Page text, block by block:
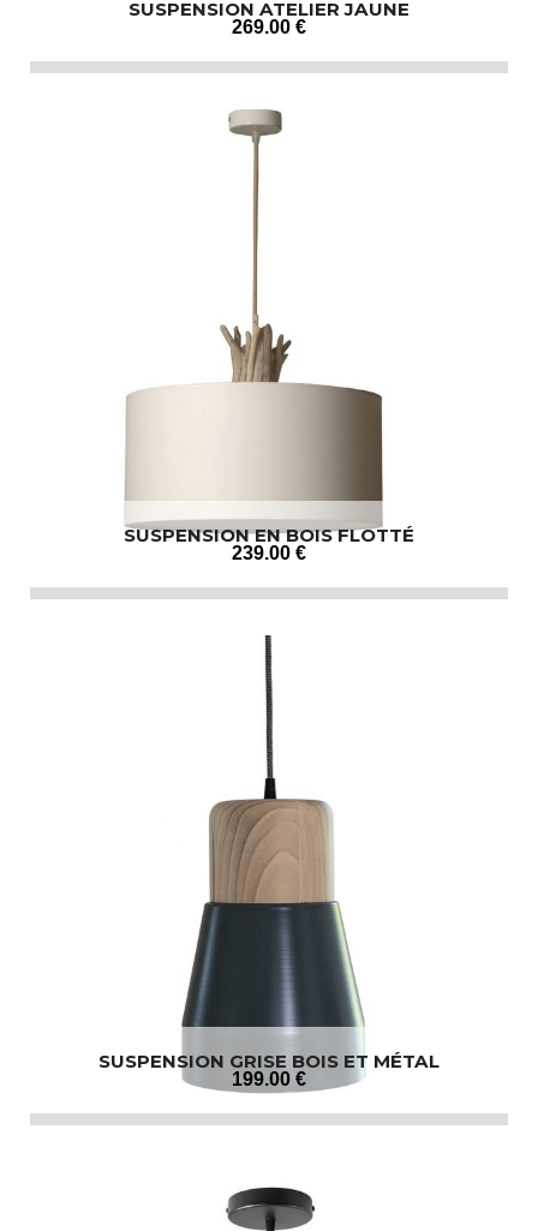
SUSPENSION ATELIER JAUNE
269.00 €
SUSPENSION EN BOIS FLOTTÉ
239.00 €
SUSPENSION GRISE BOIS ET MÉTAL
199.00 €